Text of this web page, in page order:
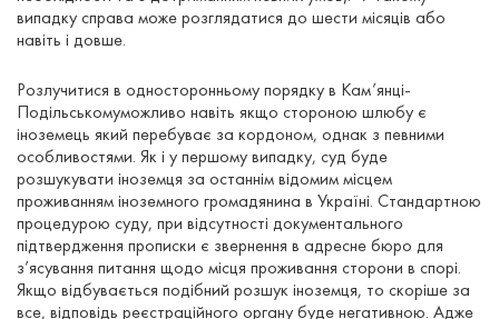
випадку справа може розглядатися до шести місяців або
навіть і довше.
Розлучитися в односторонньому порядку в Кам’янці-
Подільськомуможливо навіть якщо стороною шлюбу є
іноземець який перебуває за кордоном, однак з певними
особливостями. Як і у першому випадку, суд буде
розшукувати іноземця за останнім відомим місцем
проживанням іноземного громадянина в Україні. Стандартною
процедурою суду, при відсутності документального
підтвердження прописки є звернення в адресне бюро для
з’ясування питання щодо місця проживання сторони в спорі.
Якщо відбувається подібний розшук іноземця, то скоріше за
все, відповідь реєстраційного органу буде негативною. Адже